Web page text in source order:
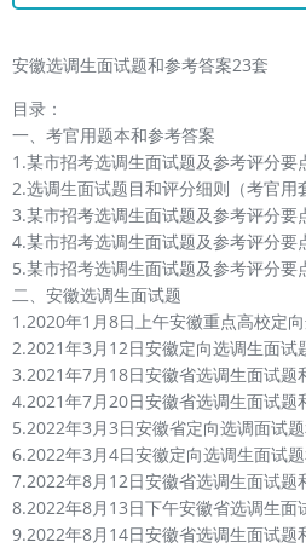
安徽选调生面试题和参考答案23套
目录：
一、考官用题本和参考答案
1.某市招考选调生面试题及参考评分要
2.选调生面试题目和评分细则（考官用
3.某市招考选调生面试题及参考评分要
4.某市招考选调生面试题及参考评分要
5.某市招考选调生面试题及参考评分要
二、安徽选调生面试题
1.2020年1月8日上午安徽重点高校定
2.2021年3月12日安徽定向选调生面试
3.2021年7月18日安徽省选调生面试题
4.2021年7月20日安徽省选调生面试题
5.2022年3月3日安徽省定向选调面试
6.2022年3月4日安徽定向选调生面试
7.2022年8月12日安徽省选调生面试题
8.2022年8月13日下午安徽省选调生面
9.2022年8月14日安徽省选调生面试题